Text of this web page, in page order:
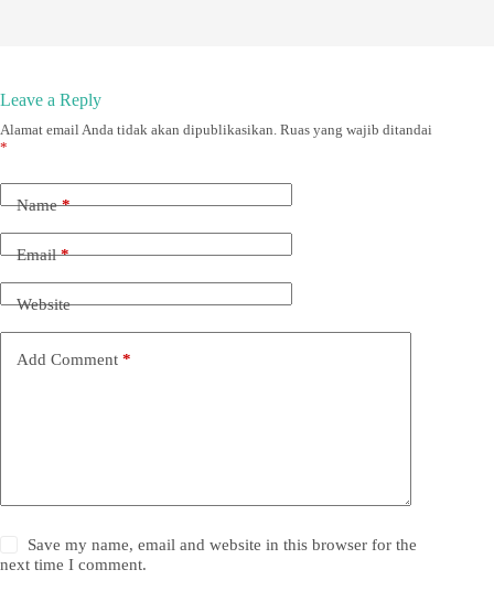
Leave a Reply
Alamat email Anda tidak akan dipublikasikan. Ruas yang wajib ditandai
*
Name*
Email*
Website
Add Comment *
Save my name, email and website in this browser for the
next time I comment.